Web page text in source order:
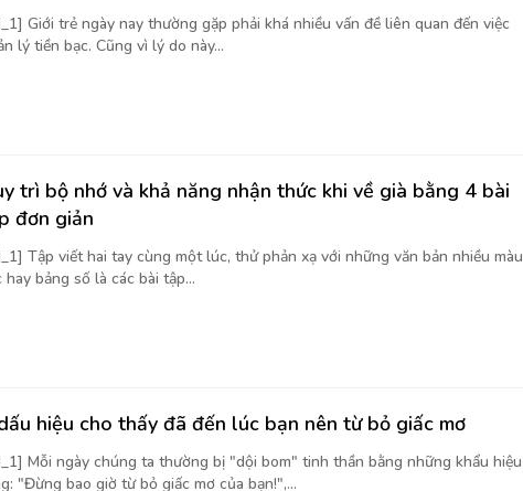
Giới trẻ ngày nay thường gặp phải khá nhiều vấn đề liên quan đến việc
lý tiền bạc. Cũng vì lý do này...
trì bộ nhớ và khả năng nhận thức khi về già bằng 4 bài
đơn giản
Tập viết hai tay cùng một lúc, thử phản xạ với những văn bản nhiều màu
hay bảng số là các bài tập...
hiệu cho thấy đã đến lúc bạn nên từ bỏ giấc mơ
Mỗi ngày chúng ta thường bị "dội bom" tinh thần bằng những khẩu hiệu
"Đừng bao giờ từ bỏ giấc mơ của bạn!",...